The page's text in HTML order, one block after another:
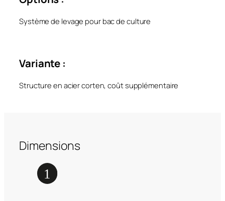
Système de levage pour bac de culture
Variante :
Structure en acier corten, coût supplémentaire
Dimensions